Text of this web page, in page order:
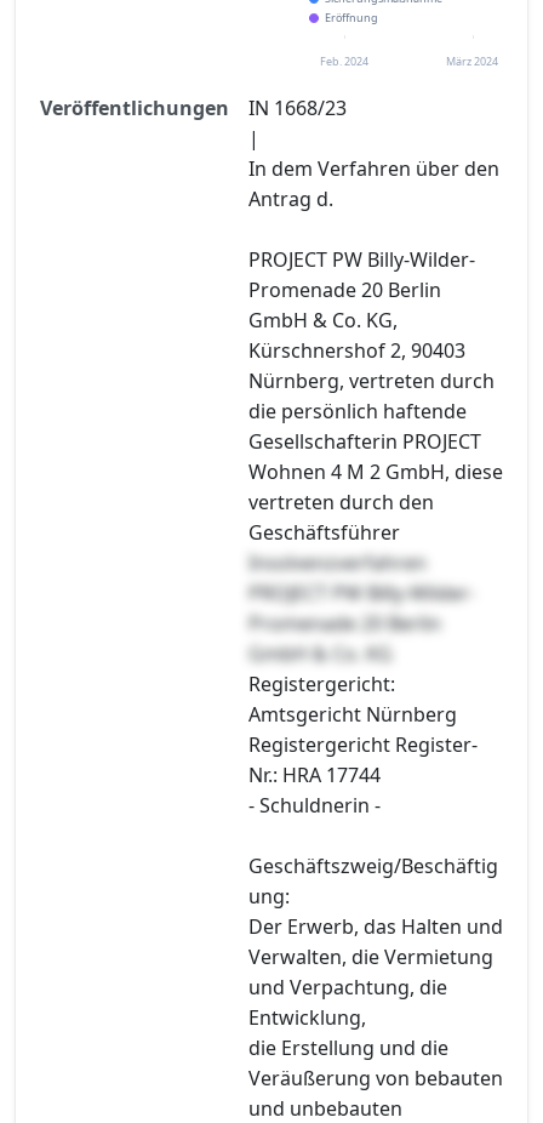
Eröffnung
Feb. 2024 März 2024
Veröffentlichungen
IN 1668/23
|
In dem Verfahren über den
Antrag d.
PROJECT PW Billy-Wilder-
Promenade 20 Berlin
GmbH & Co. KG,
Kürschnershof 2, 90403
Nürnberg, vertreten durch
die persönlich haftende
Gesellschafterin PROJECT
Wohnen 4 M 2 GmbH, diese
vertreten durch den
Geschäftsführer
Insolvenzverfahren
PROJECT PW Billy-Wilder-
Promenade 20 Berlin
GmbH & Co. KG
Registergericht:
Amtsgericht Nürnberg
Registergericht Register-
Nr.: HRA 17744
- Schuldnerin -
Geschäftszweig/Beschäftig
ung:
Der Erwerb, das Halten und
Verwalten, die Vermietung
und Verpachtung, die
Entwicklung,
die Erstellung und die
Veräußerung von bebauten
und unbebauten